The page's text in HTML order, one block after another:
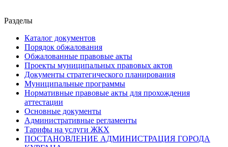
Разделы
Каталог документов
Порядок обжалования
Обжалованные правовые акты
Проекты муниципальных правовых актов
Документы стратегического планирования
Муниципальные программы
Нормативные правовые акты для прохождения
аттестации
Основные документы
Административные регламенты
Тарифы на услуги ЖКХ
ПОСТАНОВЛЕНИЕ АДМИНИСТРАЦИЯ ГОРОДА